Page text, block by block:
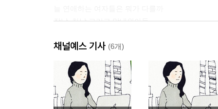
장남, 차남 그리고 막내외아들
선 긋기
사랑은 얼마나 자의적인가
새로운 개인의 탄생
개인의 탄생
채널예스 기사 (6개)